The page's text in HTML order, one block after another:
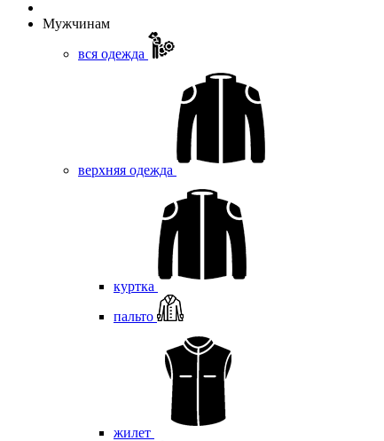
Мужчинам
вся одежда
верхняя одежда
куртка
пальто
жилет